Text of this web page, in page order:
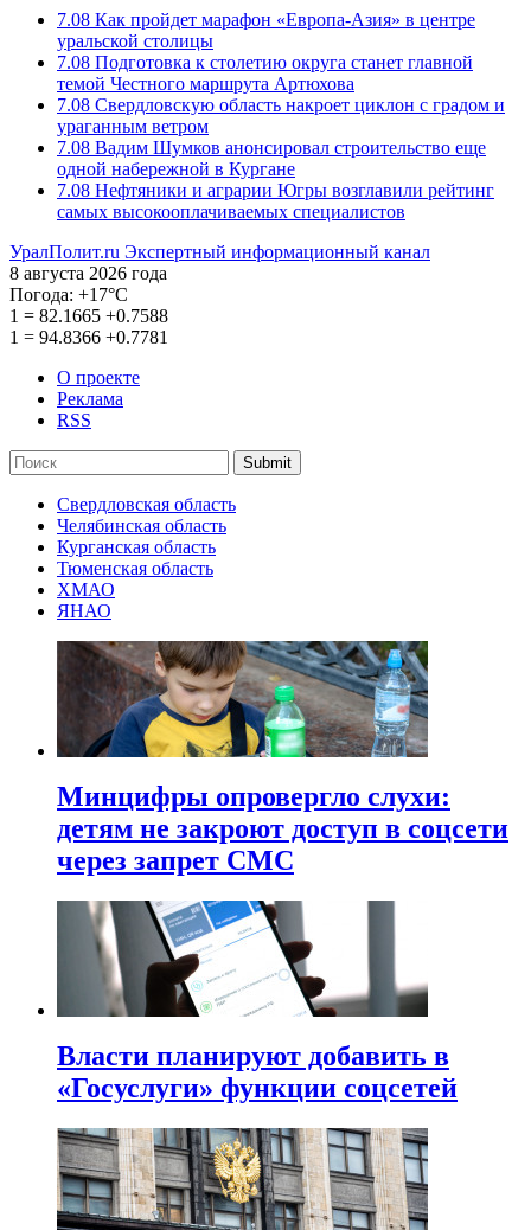
7.08 Как пройдет марафон «Европа-Азия» в центре
уральской столицы
7.08 Подготовка к столетию округа станет главной
темой Честного маршрута Артюхова
7.08 Свердловскую область накроет циклон с градом и
ураганным ветром
7.08 Вадим Шумков анонсировал строительство еще
одной набережной в Кургане
7.08 Нефтяники и аграрии Югры возглавили рейтинг
самых высокооплачиваемых специалистов
УралПолит.ru Экспертный информационный канал
8 августа 2026 года
Погода: +17°С
1 = 82.1665 +0.7588
1 = 94.8366 +0.7781
О проекте
Реклама
RSS
Submit
Свердловская область
Челябинская область
Курганская область
Тюменская область
ХМАО
ЯНАО
Минцифры опровергло слухи:
детям не закроют доступ в соцсети
через запрет СМС
Власти планируют добавить в
«Госуслуги» функции соцсетей